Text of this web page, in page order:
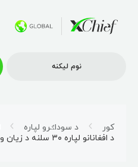
نوم لیکنه
کور د سوداګرو لپاره
د افغانانو لپاره ۳۰ سلنه د زیان وړ بونس